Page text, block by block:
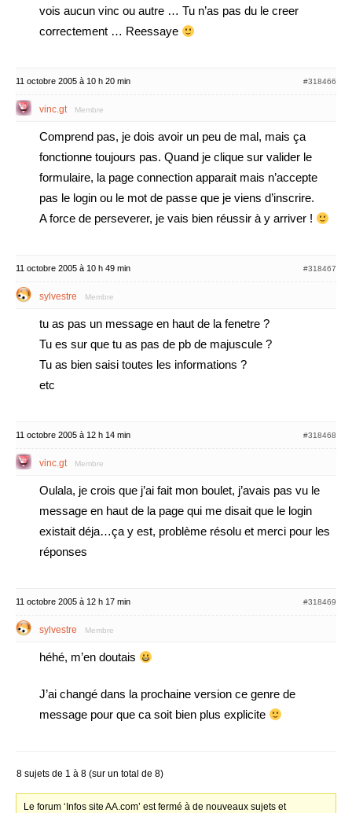
vois aucun vinc ou autre … Tu n’as pas du le creer
correctement … Reessaye
11 octobre 2005 à 10 h 20 min #318466
vinc.gt Membre
Comprend pas, je dois avoir un peu de mal, mais ça
fonctionne toujours pas. Quand je clique sur valider le
formulaire, la page connection apparait mais n’accepte
pas le login ou le mot de passe que je viens d’inscrire.
A force de perseverer, je vais bien réussir à y arriver !
11 octobre 2005 à 10 h 49 min #318467
sylvestre Membre
tu as pas un message en haut de la fenetre ?
Tu es sur que tu as pas de pb de majuscule ?
Tu as bien saisi toutes les informations ?
etc
11 octobre 2005 à 12 h 14 min #318468
vinc.gt Membre
Oulala, je crois que j’ai fait mon boulet, j’avais pas vu le
message en haut de la page qui me disait que le login
existait déja…ça y est, problème résolu et merci pour les
réponses
11 octobre 2005 à 12 h 17 min #318469
sylvestre Membre
héhé, m’en doutais
J’ai changé dans la prochaine version ce genre de
message pour que ca soit bien plus explicite
8 sujets de 1 à 8 (sur un total de 8)
Le forum ‘Infos site AA.com’ est fermé à de nouveaux sujets et